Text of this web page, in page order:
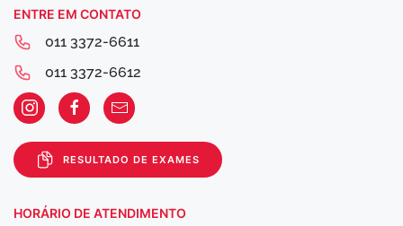
ENTRE EM CONTATO
011 3372-6611
011 3372-6612
RESULTADO DE EXAMES
HORÁRIO DE ATENDIMENTO